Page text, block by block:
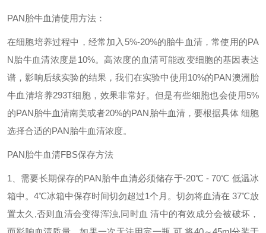
PAN胎牛血清使用方法：
在细胞培养过程中，经常加入5%-20%的胎牛血清，常使用的PA
N胎牛血清浓度是10%。高浓度的血清可能改变细胞的基因表达
谱，影响后续实验的结果，我们在实验中使用10%的PAN澳洲胎
牛血清培养293T细胞，效果非常好。但是有些细胞也会使用5%
的PAN胎牛血清南美或者20%的PAN胎牛血清，要根据具体 细胞
选择合适的PAN胎牛血清浓度。
PAN胎牛血清FBS保存方法
1、需要长期保存的PAN胎牛血清必须储存于-20℃ - 70℃ 低温冰
箱中。4℃冰箱中保存时间切勿超过1个月。切勿将血清在 37℃放
置太久,否则血清会变得浑浊,同时血 清中的有效成分会被破坏，